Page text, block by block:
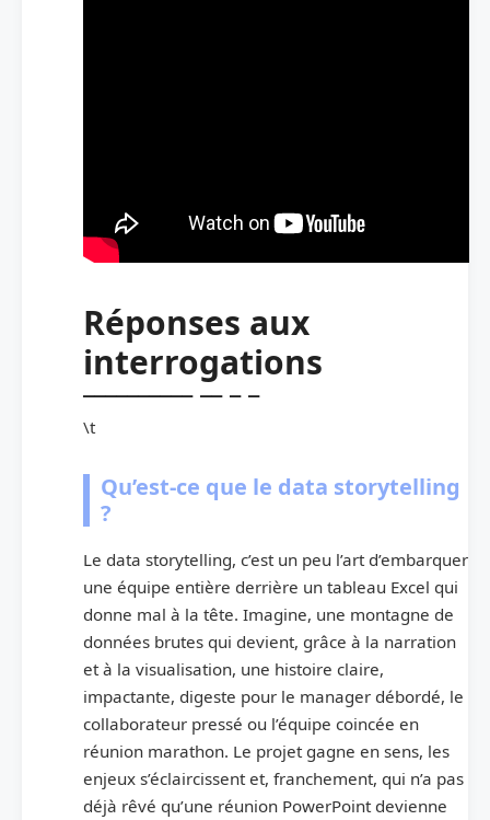
Réponses aux
interrogations
\t
Qu’est-ce que le data storytelling
?
Le data storytelling, c’est un peu l’art d’embarquer
une équipe entière derrière un tableau Excel qui
donne mal à la tête. Imagine, une montagne de
données brutes qui devient, grâce à la narration
et à la visualisation, une histoire claire,
impactante, digeste pour le manager débordé, le
collaborateur pressé ou l’équipe coincée en
réunion marathon. Le projet gagne en sens, les
enjeux s’éclaircissent et, franchement, qui n’a pas
déjà rêvé qu’une réunion PowerPoint devienne